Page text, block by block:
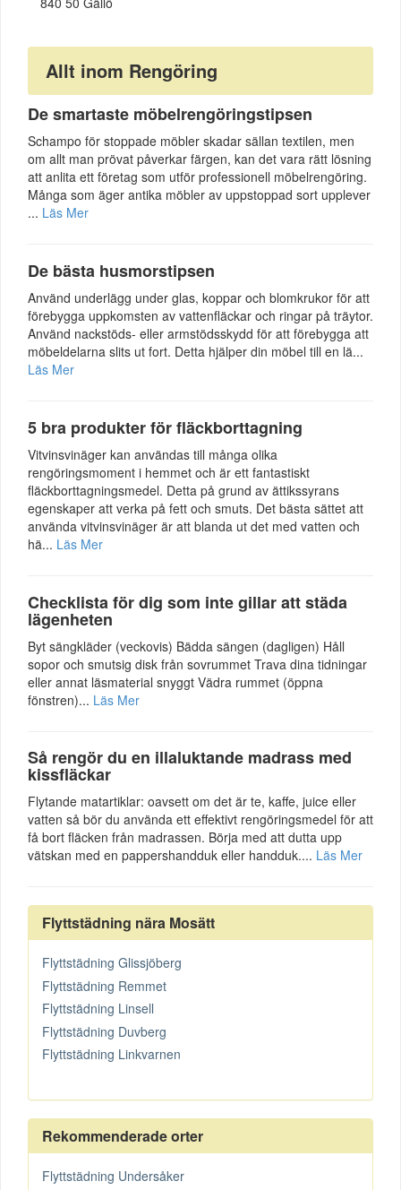
Allt inom Rengöring
De smartaste möbelrengöringstipsen
Schampo för stoppade möbler skadar sällan textilen, men
om allt man prövat påverkar färgen, kan det vara rätt lösning
att anlita ett företag som utför professionell möbelrengöring.
Många som äger antika möbler av uppstoppad sort upplever
... Läs Mer
De bästa husmorstipsen
Använd underlägg under glas, koppar och blomkrukor för att
förebygga uppkomsten av vattenfläckar och ringar på träytor.
Använd nackstöds- eller armstödsskydd för att förebygga att
möbeldelarna slits ut fort. Detta hjälper din möbel till en lä...
Läs Mer
5 bra produkter för fläckborttagning
Vitvinsvinäger kan användas till många olika
rengöringsmoment i hemmet och är ett fantastiskt
fläckborttagningsmedel. Detta på grund av ättikssyrans
egenskaper att verka på fett och smuts. Det bästa sättet att
använda vitvinsvinäger är att blanda ut det med vatten och
hä... Läs Mer
Checklista för dig som inte gillar att städa
lägenheten
Byt sängkläder (veckovis) Bädda sängen (dagligen) Håll
sopor och smutsig disk från sovrummet Trava dina tidningar
eller annat läsmaterial snyggt Vädra rummet (öppna
fönstren)... Läs Mer
Så rengör du en illaluktande madrass med
kissfläckar
Flytande matartiklar: oavsett om det är te, kaffe, juice eller
vatten så bör du använda ett effektivt rengöringsmedel för att
få bort fläcken från madrassen. Börja med att dutta upp
vätskan med en pappershandduk eller handduk.... Läs Mer
Flyttstädning nära Mosätt
Flyttstädning Glissjöberg
Flyttstädning Remmet
Flyttstädning Linsell
Flyttstädning Duvberg
Flyttstädning Linkvarnen
Rekommenderade orter
Flyttstädning Undersåker